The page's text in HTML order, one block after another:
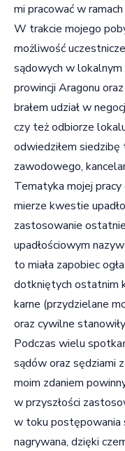
mi pracować w
W trakcie mojego
możliwość
sądowych w lokalnym
prowincji Aragonu
brałem udział w
czy też odbiorze
odwiedziłem
zawodowego,
Tematyka mojej
mierze kwestie
zastosowanie
upadłościowym
to miała zapobiec
dotkniętych ostatnim
karne (przydzielane
oraz cywilne
Podczas wielu
sądów oraz sędziami
moim zdaniem
w przyszłości
w toku postępowania
nagrywana, dzięki